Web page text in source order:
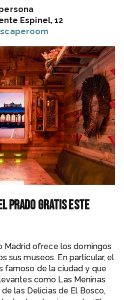
Espinel, 12
Prado gratis este
Madrid ofrece los domingos
sus museos. En particular, el
famoso de la ciudad y que
como Las Meninas
las Delicias de El Bosco,